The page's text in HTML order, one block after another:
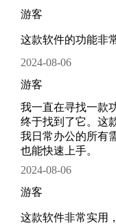
游客
这款软件的功能非
2024-08-06
游客
我一直在寻找一款
终于找到了它。这
我日常办公的所有
也能快速上手。
2024-08-06
游客
这款软件非常实用